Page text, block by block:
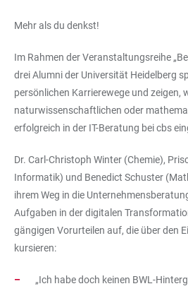
Mehr als du denkst!
Im Rahmen der Veranstaltungsreihe
drei Alumni der Universität Heidelberg
persönlichen Karrierewege und zeigen,
naturwissenschaftlichen oder
erfolgreich in der IT-Beratung bei cbs
Dr. Carl-Christoph Winter (Chemie),
Informatik) und Benedict Schuster
ihrem Weg in die
Aufgaben in der digitalen
gängigen Vorurteilen auf, die über den
kursieren:
„Ich habe doch keinen BWL-